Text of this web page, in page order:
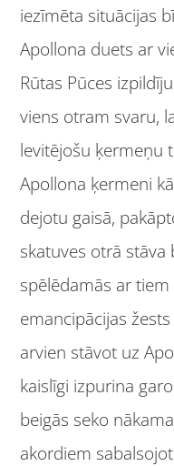
iezīmēta situācijas
Apollona duets ar
Rūtas Pūces
viens otram svaru,
levitējošu ķermeņu
Apollona ķermeni
dejotu gaisā,
skatuves otrā stāva
spēlēdamās ar tiem
emancipācijas
arvien stāvot uz
kaislīgi izpurina
beigās seko
akordiem